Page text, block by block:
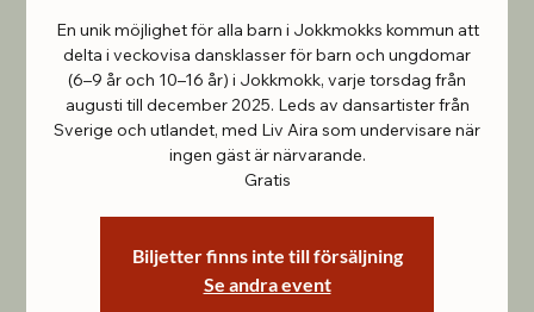
En unik möjlighet för alla barn i Jokkmokks kommun att
delta i veckovisa dansklasser för barn och ungdomar
(6–9 år och 10–16 år) i Jokkmokk, varje torsdag från
augusti till december 2025. Leds av dansartister från
Sverige och utlandet, med Liv Aira som undervisare när
ingen gäst är närvarande.
Gratis
Biljetter finns inte till försäljning
Se andra event